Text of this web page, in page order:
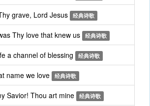
grave, Lord Jesus 经典诗歌
Thy love that knew us 经典诗歌
a channel of blessing 经典诗歌
name we love 经典诗歌
Savior! Thou art mine 经典诗歌